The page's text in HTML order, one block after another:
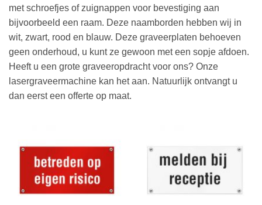
met schroefjes of zuignappen voor bevestiging aan
bijvoorbeeld een raam. Deze naamborden hebben wij in
wit, zwart, rood en blauw. Deze graveerplaten behoeven
geen onderhoud, u kunt ze gewoon met een sopje afdoen.
Heeft u een grote graveeropdracht voor ons? Onze
lasergraveermachine kan het aan. Natuurlijk ontvangt u
dan eerst een offerte op maat.